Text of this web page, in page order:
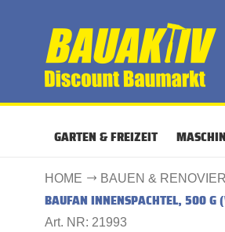
GARTEN & FREIZEIT
HOME BAUEN &
BAUFAN INNENSPACHTEL, 500 G
Art. NR: 21993